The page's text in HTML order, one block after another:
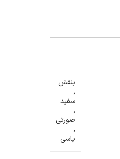
بنفش
,
سفید
,
صورتی
,
یاسی